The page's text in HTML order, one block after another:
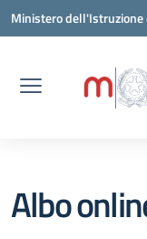
Vai ai contenuti
Vai al menu di navigazione
Vai al footer
Ministero dell'Istruzione
Albo